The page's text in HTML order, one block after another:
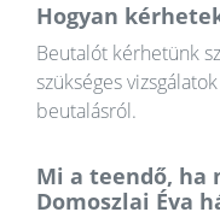
Hogyan
Beutalót kérhetünk
szükséges
beutalásról.
Mi a teendő, ha
Domoszlai Éva